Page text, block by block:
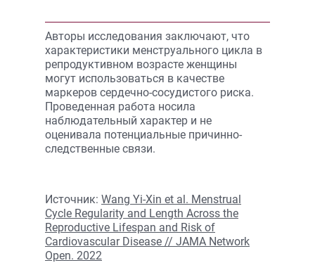
Авторы исследования заключают, что
характеристики менструального цикла в
репродуктивном возрасте женщины
могут использоваться в качестве
маркеров сердечно-сосудистого риска.
Проведенная работа носила
наблюдательный характер и не
оценивала потенциальные причинно-
следственные связи.
Источник: Wang Yi-Xin et al. Menstrual
Cycle Regularity and Length Across the
Reproductive Lifespan and Risk of
Cardiovascular Disease // JAMA Network
Open. 2022